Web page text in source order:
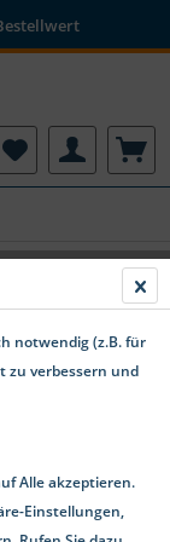
notwendig (z.B. für
zu verbessern und
Alle akzeptieren.
Einstellungen,